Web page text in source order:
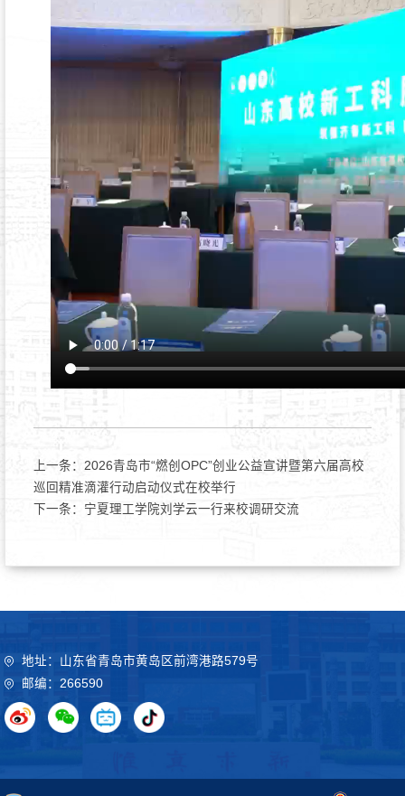
上一条： 2026青岛市“燃创OPC”创业公益宣讲暨第六届高校
巡回精准滴灌行动启动仪式在校举行
下一条： 宁夏理工学院刘学云一行来校调研交流
地址：山东省青岛市黄岛区前湾港路579号
邮编：266590